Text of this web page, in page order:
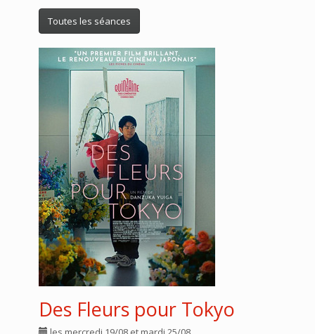
Toutes les séances
Des Fleurs pour Tokyo